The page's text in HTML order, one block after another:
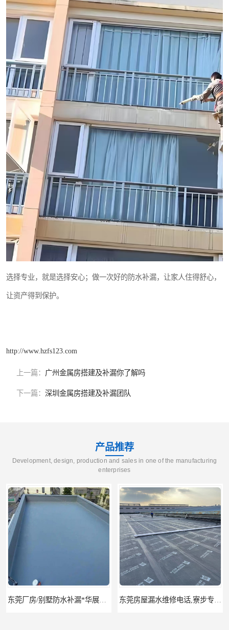
选择专业，就是选择安心；做一次好的防水补漏，让家人住得舒心，
让资产得到保护。
http://www.hzfs123.com
上一篇： 广州金属房搭建及补漏你了解吗
下一篇： 深圳金属房搭建及补漏团队
产品推荐
Development, design, production and sales in one of the manufacturing
enterprises
东莞房屋漏水维修电话,寮步专业房屋防水补漏，专业厂房渗漏水维修